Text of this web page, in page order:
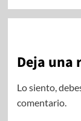
Deja una
Lo siento,
comentario.